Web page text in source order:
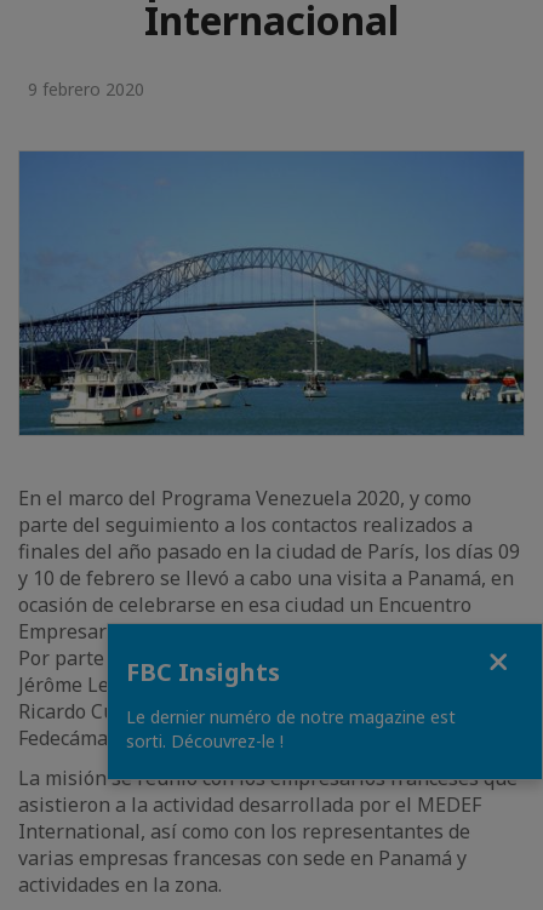
Internacional
9 febrero 2020
En el marco del Programa Venezuela 2020, y como
parte del seguimiento a los contactos realizados a
finales del año pasado en la ciudad de París, los días 09
y 10 de febrero se llevó a cabo una visita a Panamá, en
ocasión de celebrarse en esa ciudad un Encuentro
Empresarial organizado por el MEDEF International.
Por parte de Venezuela asistieron: Jean Anglade,
Jérôme Lellouche, Felix Mwenetombwe y
Ricardo Cusanno en su calidad de Presidente de
Fedecámaras.
La misión se reunió con los empresarios franceses que
asistieron a la actividad desarrollada por el MEDEF
International, así como con los representantes de
varias empresas francesas con sede en Panamá y
actividades en la zona.
FBC Insights
Le dernier numéro de notre magazine est
sorti. Découvrez-le !